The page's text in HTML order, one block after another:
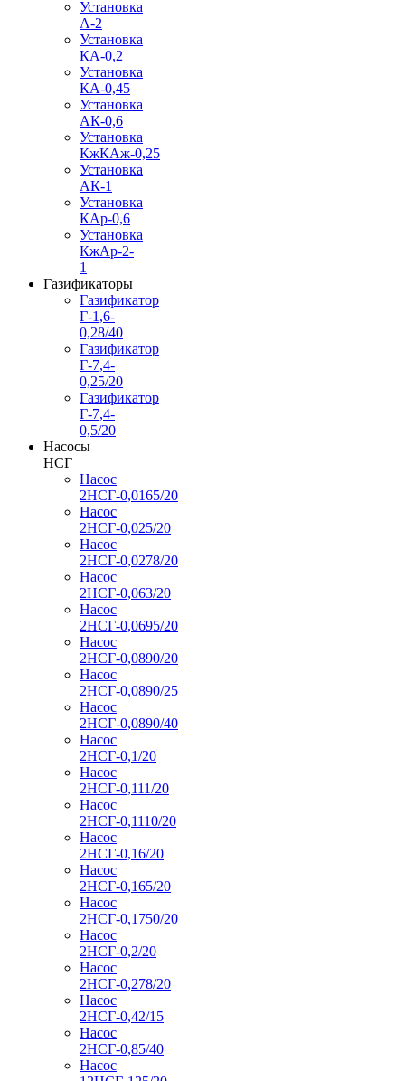
Установка
А-2
Установка
КА-0,2
Установка
КА-0,45
Установка
АК-0,6
Установка
КжКАж-0,25
Установка
АК-1
Установка
КАр-0,6
Установка
КжАр-2-
1
Газификаторы
Газификатор
Г-1,6-
0,28/40
Газификатор
Г-7,4-
0,25/20
Газификатор
Г-7,4-
0,5/20
Насосы
НСГ
Насос
2НСГ-0,0165/20
Насос
2НСГ-0,025/20
Насос
2НСГ-0,0278/20
Насос
2НСГ-0,063/20
Насос
2НСГ-0,0695/20
Насос
2НСГ-0,0890/20
Насос
2НСГ-0,0890/25
Насос
2НСГ-0,0890/40
Насос
2НСГ-0,1/20
Насос
2НСГ-0,111/20
Насос
2НСГ-0,1110/20
Насос
2НСГ-0,16/20
Насос
2НСГ-0,165/20
Насос
2НСГ-0,1750/20
Насос
2НСГ-0,2/20
Насос
2НСГ-0,278/20
Насос
2НСГ-0,42/15
Насос
2НСГ-0,85/40
Насос